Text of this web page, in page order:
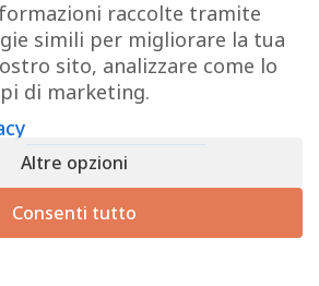
raccolte tramite
simili per migliorare la tua
sito, analizzare come lo
di marketing.
Altre opzioni
Consenti tutto